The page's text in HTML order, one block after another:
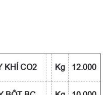
KHÍ CO2 Kg 12.000